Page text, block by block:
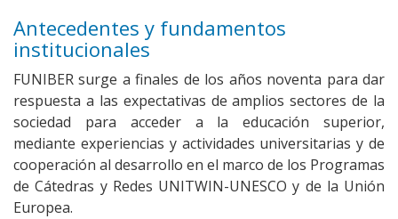
Antecedentes y fundamentos
institucionales
FUNIBER surge a finales de los años noventa para dar
respuesta a las expectativas de amplios sectores de la
sociedad para acceder a la educación superior,
mediante experiencias y actividades universitarias y de
cooperación al desarrollo en el marco de los Programas
de Cátedras y Redes UNITWIN-UNESCO y de la Unión
Europea.